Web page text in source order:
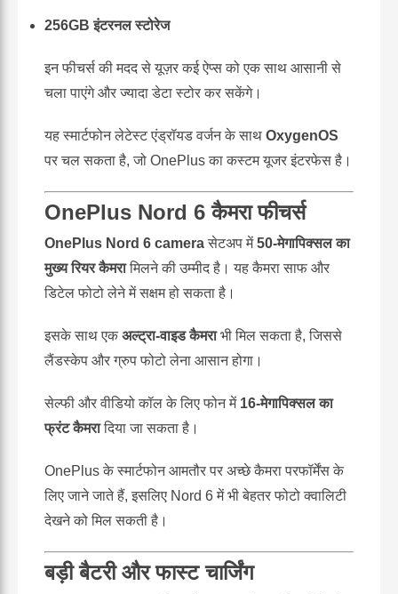
256GB इंटरनल स्टोरेज
इन फीचर्स की मदद से यूज़र कई ऐप्स को एक साथ आसानी से
चला पाएंगे और ज्यादा डेटा स्टोर कर सकेंगे।
यह स्मार्टफोन लेटेस्ट एंड्रॉयड वर्जन के साथ OxygenOS
पर चल सकता है, जो OnePlus का कस्टम यूजर इंटरफेस है।
OnePlus Nord 6 कैमरा फीचर्स
OnePlus Nord 6 cameraसेटअप में50-मेगापिक्सल का
मुख्य रियर कैमरामिलने की उम्मीद है। यह कैमरा साफ और
डिटेल फोटो लेने में सक्षम हो सकता है।
इसके साथ एक अल्ट्रा-वाइड कैमराभी मिल सकता है, जिससे
लैंडस्केप और ग्रुप फोटो लेना आसान होगा।
सेल्फी और वीडियो कॉल के लिए फोन में 16-मेगापिक्सल का
फ्रंट कैमरादिया जा सकता है।
OnePlus के स्मार्टफोन आमतौर पर अच्छे कैमरा परफॉर्मेंस के
लिए जाने जाते हैं, इसलिए Nord 6 में भी बेहतर फोटो क्वालिटी
देखने को मिल सकती है।
बड़ी बैटरी और फास्ट चार्जिंग